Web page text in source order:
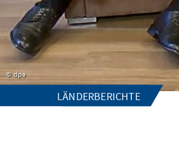
dpa
LÄNDERBERICHTE